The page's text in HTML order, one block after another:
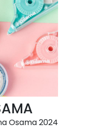
Osama 2024